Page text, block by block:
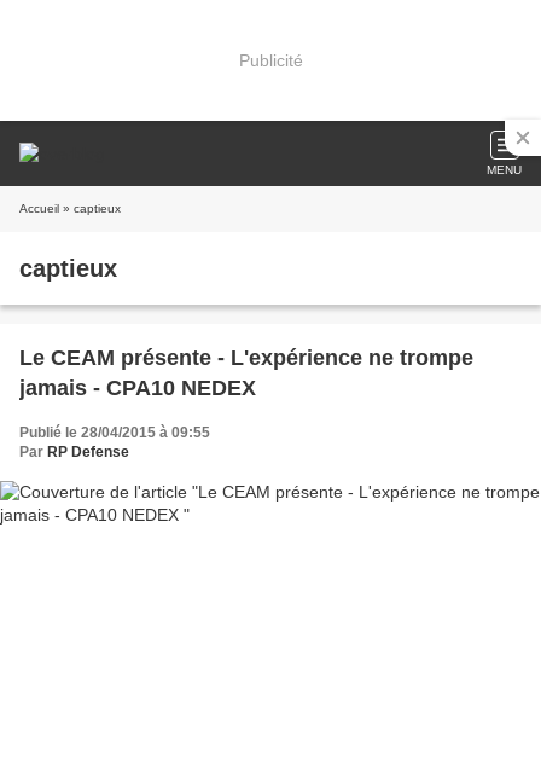
Publicité
MENU
Accueil » captieux
captieux
Le CEAM présente - L'expérience ne trompe
jamais - CPA10 NEDEX
Publié le 28/04/2015 à 09:55
Par RP Defense